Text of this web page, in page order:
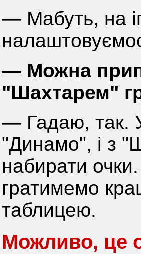
— Мабуть, на
— Можна
"Шахтарем"
— Гадаю, так.
"Динамо", і з
набирати
гратимемо
таблицею.
Можливо, це